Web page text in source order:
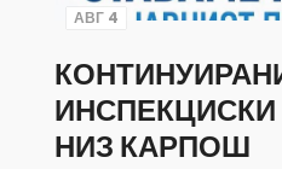
АВГ 4
НИЗ КАРПОШ